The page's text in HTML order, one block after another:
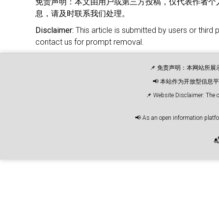
息，请及时联系我们处理。
Disclaimer: This article is submitted by users or third
contact us for prompt removal.
📌 免责声明：本网站所展
📢 本站作为开放型信息
📌 Website Disclaimer: The
📢 As an open information